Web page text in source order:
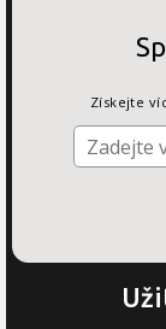
Získejte